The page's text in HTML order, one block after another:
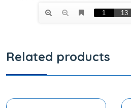
Related products